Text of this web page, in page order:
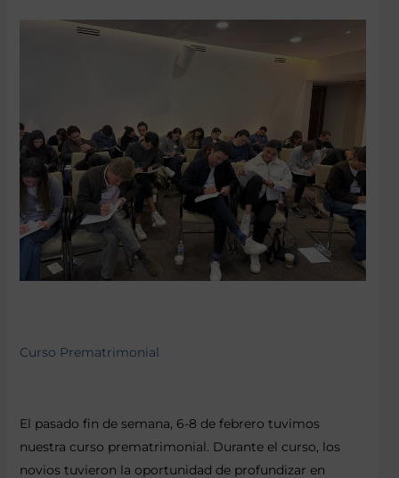
Curso Prematrimonial
El pasado fin de semana, 6-8 de febrero tuvimos
nuestra curso prematrimonial. Durante el curso, los
novios tuvieron la oportunidad de profundizar en